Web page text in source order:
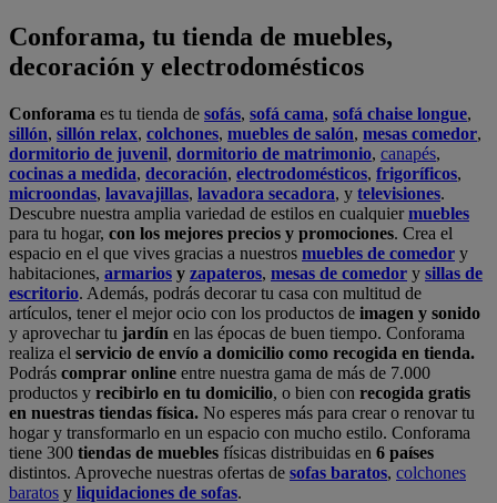
Conforama, tu tienda de muebles,
decoración y electrodomésticos
Conforama es tu tienda de sofás, sofá cama, sofá chaise longue,
sillón, sillón relax, colchones, muebles de salón, mesas comedor,
dormitorio de juvenil, dormitorio de matrimonio, canapés,
cocinas a medida, decoración, electrodomésticos, frigoríficos,
microondas, lavavajillas, lavadora secadora, y televisiones.
Descubre nuestra amplia variedad de estilos en cualquiermuebles
para tu hogar, con los mejores precios y promociones. Crea el
espacio en el que vives gracias a nuestros muebles de comedor y
habitaciones, armarios y zapateros, mesas de comedor y sillas de
escritorio. Además, podrás decorar tu casa con multitud de
artículos, tener el mejor ocio con los productos de imagen y sonido
y aprovechar tu jardín en las épocas de buen tiempo. Conforama
realiza el servicio de envío a domicilio como recogida en tienda.
Podrás comprar online entre nuestra gama de más de 7.000
productos y recibirlo en tu domicilio, o bien con recogida gratis
en nuestras tiendas física. No esperes más para crear o renovar tu
hogar y transformarlo en un espacio con mucho estilo. Conforama
tiene 300 tiendas de muebles físicas distribuidas en 6 países
distintos. Aproveche nuestras ofertas de sofas baratos, colchones
baratos y liquidaciones de sofas.